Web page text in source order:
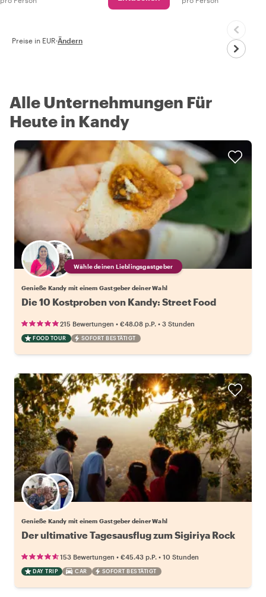
Preise in EUR·Ändern
Alle Unternehmungen Für
Heute in Kandy
Wähle deinen Lieblingsgastgeber
Genieße Kandy mit einem Gastgeber deiner Wahl
Die 10 Kostproben von Kandy: Street Food
215 Bewertungen • €48.08 p.P. • 3 Stunden
FOOD TOUR SOFORT BESTÄTIGT
Wähle deinen Lieblingsgastgeber
Genieße Kandy mit einem Gastgeber deiner Wahl
Der ultimative Tagesausflug zum Sigiriya Rock
153 Bewertungen • €45.43 p.P. • 10 Stunden
DAY TRIP CAR SOFORT BESTÄTIGT